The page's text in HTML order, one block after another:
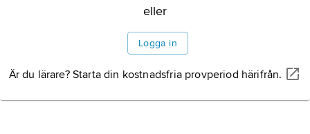
eller
Logga in
Är du lärare? Starta din kostnadsfria provperiod härifrån.